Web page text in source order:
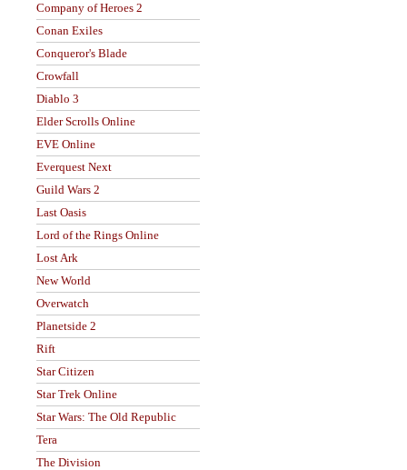
Company of Heroes 2
Conan Exiles
Conqueror's Blade
Crowfall
Diablo 3
Elder Scrolls Online
EVE Online
Everquest Next
Guild Wars 2
Last Oasis
Lord of the Rings Online
Lost Ark
New World
Overwatch
Planetside 2
Rift
Star Citizen
Star Trek Online
Star Wars: The Old Republic
Tera
The Division